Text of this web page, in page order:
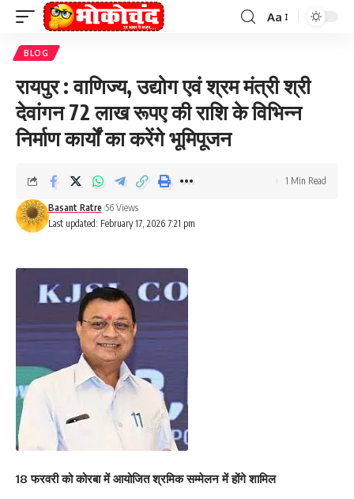
Font
Aa
BLOG
रायपुर : वाणिज्य, उद्योग एवं श्रम मंत्री श्री
देवांगन 72 लाख रूपए की राशि के विभिन्न
निर्माण कार्यों का करेंगे भूमिपूजन
Last updated: February 17, 2026 7:21 pm
Basant Ratre 56 Views
1 Min Read
18 फरवरी को कोरबा में आयोजित श्रमिक सम्मेलन में होंगे शामिल